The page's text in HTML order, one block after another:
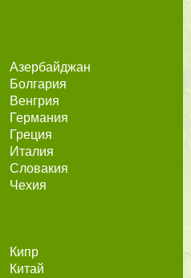
Азербайджан
Болгария
Венгрия
Германия
Греция
Италия
Словакия
Чехия
Кипр
Китай